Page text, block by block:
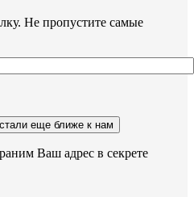
Не пропустите самые
Ваш адрес в секрете